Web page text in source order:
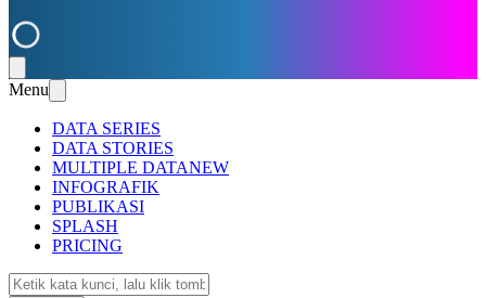
Menu
DATA SERIES
DATA STORIES
MULTIPLE DATANEW
INFOGRAFIK
PUBLIKASI
SPLASH
PRICING